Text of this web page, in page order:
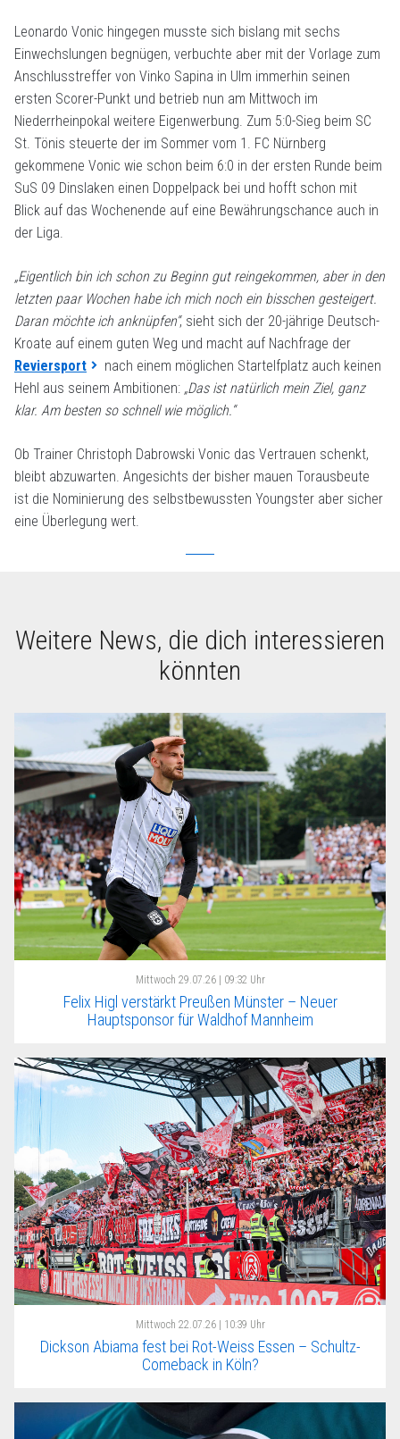
Leonardo Vonic hingegen musste sich bislang mit sechs
Einwechslungen begnügen, verbuchte aber mit der Vorlage zum
Anschlusstreffer von Vinko Sapina in Ulm immerhin seinen
ersten Scorer-Punkt und betrieb nun am Mittwoch im
Niederrheinpokal weitere Eigenwerbung. Zum 5:0-Sieg beim SC
St. Tönis steuerte der im Sommer vom 1. FC Nürnberg
gekommene Vonic wie schon beim 6:0 in der ersten Runde beim
SuS 09 Dinslaken einen Doppelpack bei und hofft schon mit
Blick auf das Wochenende auf eine Bewährungschance auch in
der Liga.
„Eigentlich bin ich schon zu Beginn gut reingekommen, aber in den
letzten paar Wochen habe ich mich noch ein bisschen gesteigert.
Daran möchte ich anknüpfen“, sieht sich der 20-jährige Deutsch-
Kroate auf einem guten Weg und macht auf Nachfrage der
Reviersport
nach einem möglichen Startelfplatz auch keinen
Hehl aus seinem Ambitionen: „Das ist natürlich mein Ziel, ganz
klar. Am besten so schnell wie möglich.“
Ob Trainer Christoph Dabrowski Vonic das Vertrauen schenkt,
bleibt abzuwarten. Angesichts der bisher mauen Torausbeute
ist die Nominierung des selbstbewussten Youngster aber sicher
eine Überlegung wert.
Weitere News, die dich interessieren
könnten
Mittwoch 29.07.26 | 09:32 Uhr
Felix Higl verstärkt Preußen Münster – Neuer
Hauptsponsor für Waldhof Mannheim
Mittwoch 22.07.26 | 10:39 Uhr
Dickson Abiama fest bei Rot-Weiss Essen – Schultz-
Comeback in Köln?